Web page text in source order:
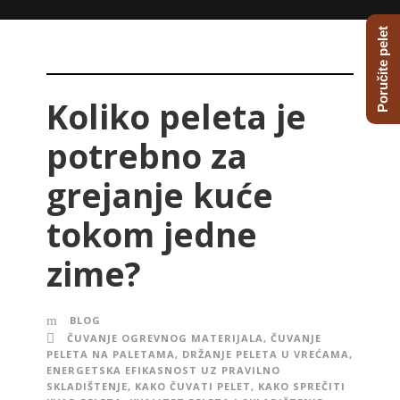
Koliko peleta je
potrebno za
grejanje kuće
tokom jedne
zime?
BLOG
ČUVANJE OGREVNOG MATERIJALA , ČUVANJE
PELETA NA PALETAMA , DRŽANJE PELETA U VREĆAMA ,
ENERGETSKA EFIKASNOST UZ PRAVILNO
SKLADIŠTENJE, KAKO ČUVATI PELET , KAKO SPREČITI
Poručite pelet